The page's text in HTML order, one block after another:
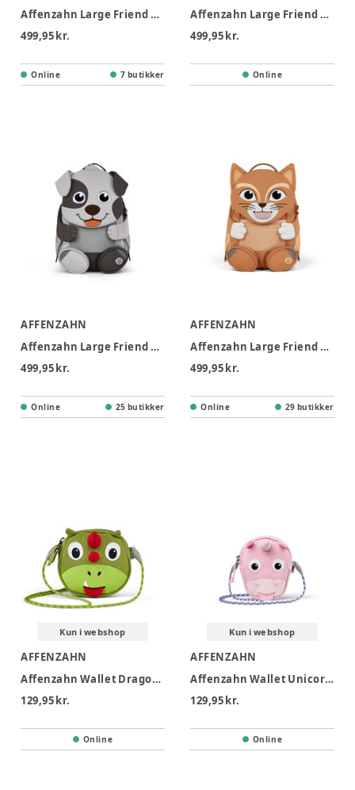
Affenzahn Large Friend Sloth - Sloth
499,95 kr.
Online 7 butikker
Affenzahn Large Friend Panther - Panther
499,95 kr.
Online
AFFENZAHN
Affenzahn Large Friend Dog - Dog
499,95 kr.
Online 25 butikker
AFFENZAHN
Affenzahn Large Friend Cat - Cat
499,95 kr.
Online 29 butikker
Kun i webshop
AFFENZAHN
Affenzahn Wallet Dragon - Dragon
129,95 kr.
Online
Kun i webshop
AFFENZAHN
Affenzahn Wallet Unicorn - Unicorn
129,95 kr.
Online